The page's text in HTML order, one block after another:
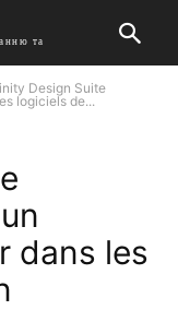
та
Design Suite
logiciels de...
dans les